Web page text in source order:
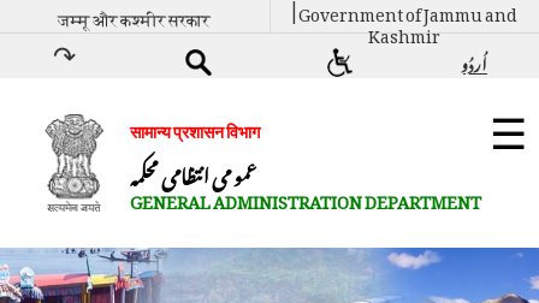
जम्मू और कश्मीर सरकार | Government of Jammu and
Kashmir
اُردُو
सामान्य प्रशासन विभाग
عمو می انتظامی محکمہ
GENERAL ADMINISTRATION DEPARTMENT